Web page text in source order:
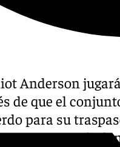
Anderson
de que el
para su
Press